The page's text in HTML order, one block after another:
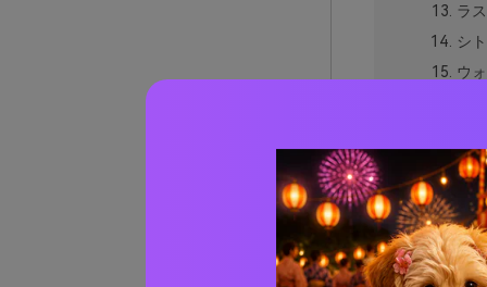
ラ
シ
ウ
ス
ス
ラ
レッ